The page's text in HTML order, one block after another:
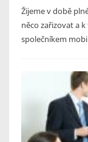
Žijeme v době
něco zařizovat a
společníkem